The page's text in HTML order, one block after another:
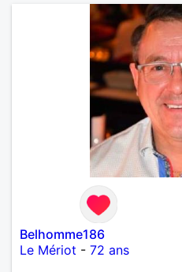
Belhomme186
Le Mériot - 72 ans